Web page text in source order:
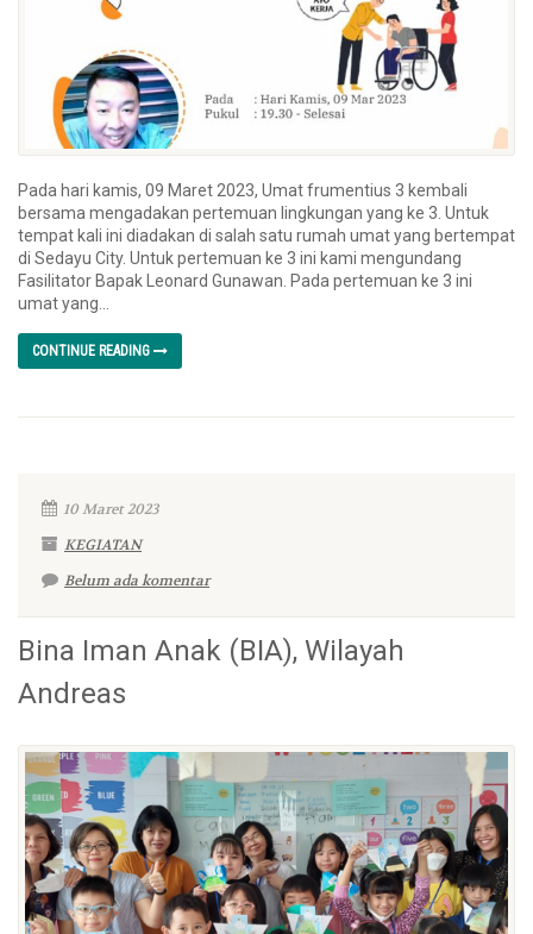
Pada hari kamis, 09 Maret 2023, Umat frumentius 3 kembali
bersama mengadakan pertemuan lingkungan yang ke 3. Untuk
tempat kali ini diadakan di salah satu rumah umat yang bertempat
di Sedayu City. Untuk pertemuan ke 3 ini kami mengundang
Fasilitator Bapak Leonard Gunawan. Pada pertemuan ke 3 ini
umat yang...
CONTINUE READING
10 Maret 2023
KEGIATAN
Belum ada komentar
Bina Iman Anak (BIA), Wilayah
Andreas